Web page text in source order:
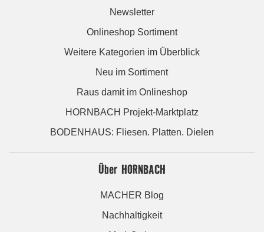
Newsletter
Onlineshop Sortiment
Weitere Kategorien im Überblick
Neu im Sortiment
Raus damit im Onlineshop
HORNBACH Projekt-Marktplatz
BODENHAUS: Fliesen. Platten. Dielen
Über HORNBACH
MACHER Blog
Nachhaltigkeit